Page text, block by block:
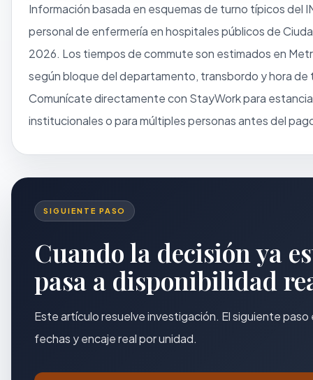
Información basada en esquemas de turno típicos del
personal de enfermería en hospitales públicos de
2026. Los tiempos de commute son estimados en
según bloque del departamento, transbordo y hora de
Comunícate directamente con StayWork para
institucionales o para múltiples personas antes del
SIGUIENTE PASO
Cuando la decisión ya
pasa a disponibilidad
Este artículo resuelve investigación. El siguiente paso
fechas y encaje real por unidad.